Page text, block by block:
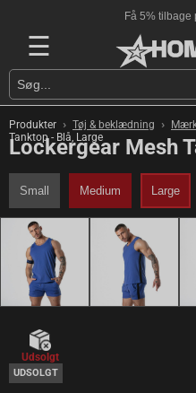
Få 5%
☰
Produkter › Tøj & beklædning ›
Tanktop - Blå, Large
Lockergear Mesh
Small Medium Large
Udsolgt
UDSOLGT